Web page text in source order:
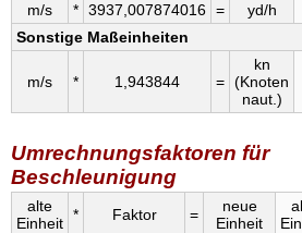
m/s
* 3937,007874016 = yd/h
Sonstige Maßeinheiten
m/s * 1,943844 =
kn
(Knoten
naut.)
Umrechnungsfaktoren für
Beschleunigung
alte
Einheit * Faktor =
neue
Einheit